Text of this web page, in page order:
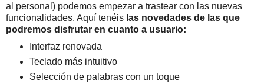
al personal) podemos empezar a trastear con las nuevas
funcionalidades. Aquí tenéis las novedades de las que
podremos disfrutar en cuanto a usuario:
Interfaz renovada
Teclado más intuitivo
Selección de palabras con un toque